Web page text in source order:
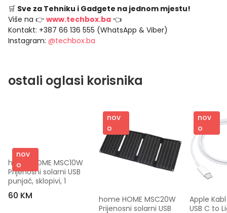
🛒 Sve za Tehniku i Gadgete na jednom mjestu!
Više na 👉 www.techbox.ba 👈
Kontakt: +387 66 136 555 (WhatsApp & Viber)
Instagram: @techbox.ba
ostali oglasi korisnika
nov
o
home HOME MSC10W
Prijenosni solarni USB
punjač, sklopivi, 1
60 KM
nov
o
home HOME MSC20W
Prijenosni solarni USB
nov
o
Apple
USB C to